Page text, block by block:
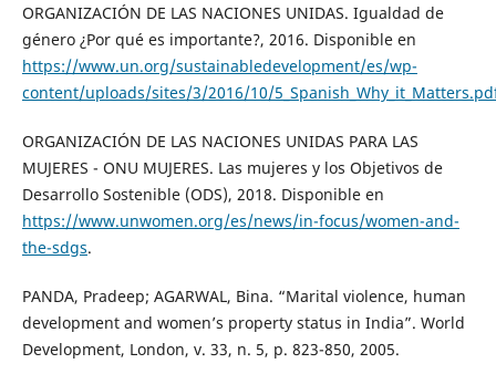
ORGANIZACIÓN DE LAS NACIONES UNIDAS. Igualdad de
género ¿Por qué es importante?, 2016. Disponible en
https://www.un.org/sustainabledevelopment/es/wp-
content/uploads/sites/3/2016/10/
ORGANIZACIÓN DE LAS NACIONES UNIDAS PARA LAS
MUJERES - ONU MUJERES. Las mujeres y los Objetivos de
Desarrollo Sostenible (ODS), 2018. Disponible en
https://www.unwomen.org/es/news/in-focus/women-and-
the-sdgs.
PANDA, Pradeep; AGARWAL, Bina. “Marital violence, human
development and women’s property status in India”. World
Development, London, v. 33, n. 5, p. 823-850, 2005.